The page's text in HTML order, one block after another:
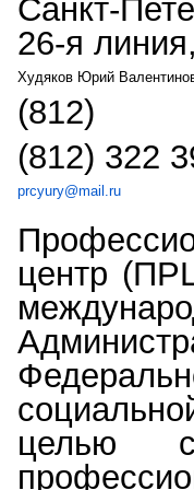
Санкт-
26-я
Худяков Юрий
(812)
(812) 322
prcyury@mail.ru
центр
целью